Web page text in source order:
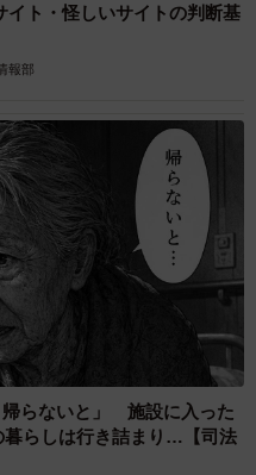
ト・怪しいサイトの判断基
報部
帰らないと」 施設に入った
暮らしは行き詰まり…【司法